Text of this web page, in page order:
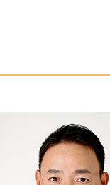
遺言書 作成 メリ
相続人 いない 土
連れ子 相続
相続相談 弁護士
相続財産 調査